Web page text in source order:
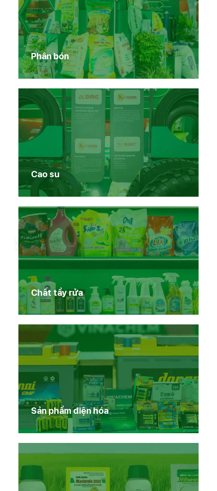
Trang chủ Sản phẩm Vinachem
Sản phẩm Vinachem
Phân bón
Cao su
Chất tẩy rửa
Sản phẩm điện hóa